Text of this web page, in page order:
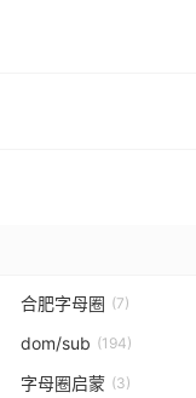
合肥字母圈 (7)
dom/sub (194)
字母圈启蒙 (3)